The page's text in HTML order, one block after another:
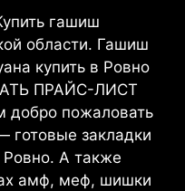
гашиш
области. Гашиш
купить в Ровно
ПРАЙС-ЛИСТ
пожаловать
готовые закладки
А также
амф, меф, шишки